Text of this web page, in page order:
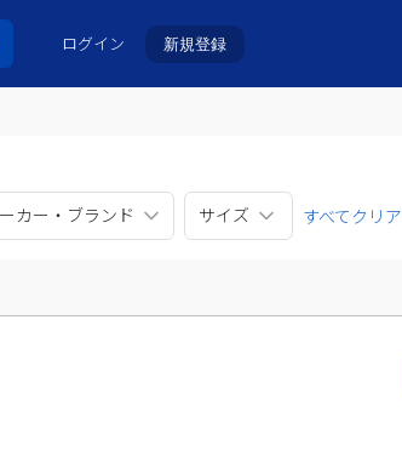
ログイン 新規登録
カー・ブランド サイズ すべてクリア